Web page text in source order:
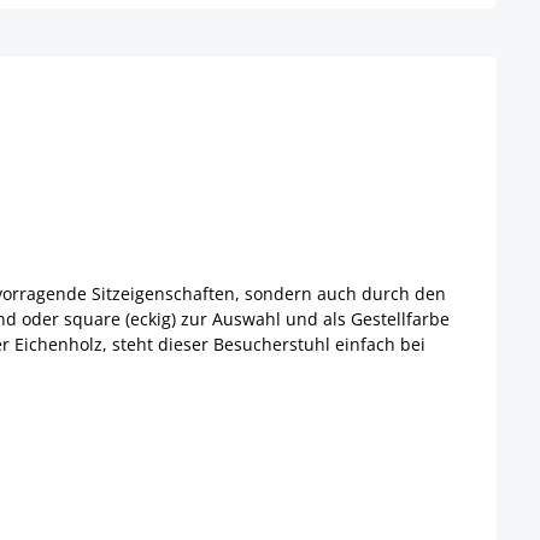
Sitzeigenschaften, sondern auch durch den
oder square (eckig) zur Auswahl und als Gestellfarbe
Eichenholz, steht dieser Besucherstuhl einfach bei